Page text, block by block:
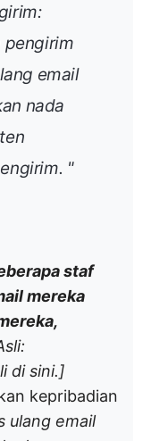
pengirim
email
nada
"
staf
mereka
di sini.]
kepribadian
ulang email